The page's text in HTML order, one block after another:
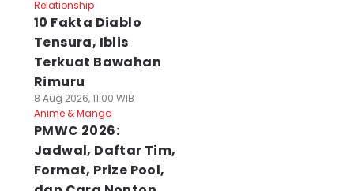
Relationship
10 Fakta Diablo
Tensura, Iblis
Terkuat Bawahan
Rimuru
8 Aug 2026, 11:00 WIB
Anime & Manga
PMWC 2026:
Jadwal, Daftar Tim,
Format, Prize Pool,